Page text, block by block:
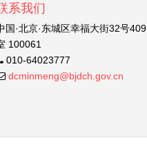
系我们
国·北京·东城区幸福大街32号409
100061
010-64023777
dcminmeng@bjdch.gov.cn